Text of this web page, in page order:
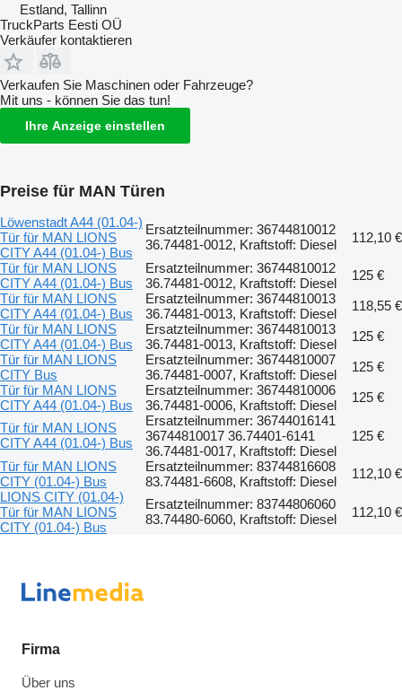
Estland, Tallinn
TruckParts Eesti OÜ
Verkäufer kontaktieren
Verkaufen Sie Maschinen oder Fahrzeuge?
Mit uns - können Sie das tun!
Ihre Anzeige einstellen
Preise für MAN Türen
Löwenstadt A44 (01.04-)
Tür für MAN LIONS
CITY A44 (01.04-) Bus
Ersatzteilnummer: 36744810012
36.74481-0012, Kraftstoff: Diesel
112,10 €
Tür für MAN LIONS
CITY A44 (01.04-) Bus
Ersatzteilnummer: 36744810012
36.74481-0012, Kraftstoff: Diesel
125 €
Tür für MAN LIONS
CITY A44 (01.04-) Bus
Ersatzteilnummer: 36744810013
36.74481-0013, Kraftstoff: Diesel
118,55 €
Tür für MAN LIONS
CITY A44 (01.04-) Bus
Ersatzteilnummer: 36744810013
36.74481-0013, Kraftstoff: Diesel
125 €
Tür für MAN LIONS
CITY Bus
Ersatzteilnummer: 36744810007
36.74481-0007, Kraftstoff: Diesel
125 €
Tür für MAN LIONS
CITY A44 (01.04-) Bus
Ersatzteilnummer: 36744810006
36.74481-0006, Kraftstoff: Diesel
125 €
Tür für MAN LIONS
CITY A44 (01.04-) Bus
Ersatzteilnummer: 36744016141
36744810017 36.74401-6141
36.74481-0017, Kraftstoff: Diesel
125 €
Tür für MAN LIONS
CITY (01.04-) Bus
Ersatzteilnummer: 83744816608
83.74481-6608, Kraftstoff: Diesel
112,10 €
LIONS CITY (01.04-)
Tür für MAN LIONS
CITY (01.04-) Bus
Ersatzteilnummer: 83744806060
83.74480-6060, Kraftstoff: Diesel
112,10 €
Firma
Über uns